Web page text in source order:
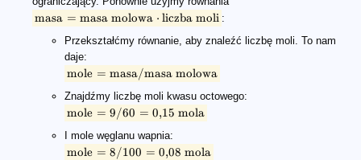
masa = masa molowa ⋅ liczba moli :
Przekształćmy równanie, aby znaleźć liczbę moli. To nam
daje:
mole = masa/masa molowa
Znajdźmy liczbę moli kwasu octowego:
mole = 9/60 = 0,15 mola
I mole węglanu wapnia:
mole = 8/100 = 0,08 mola